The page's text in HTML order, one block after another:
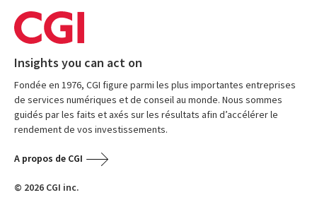
Insights you can act on
Fondée en 1976, CGI figure parmi les plus importantes entreprises
de services numériques et de conseil au monde. Nous sommes
guidés par les faits et axés sur les résultats afin d’accélérer le
rendement de vos investissements.
A propos de CGI
© 2026 CGI inc.